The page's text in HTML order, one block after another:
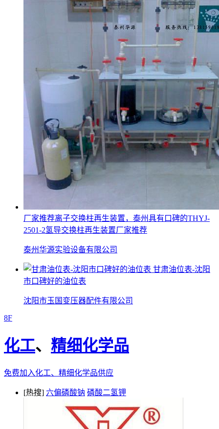
厂家推荐离子交换柱再生装置，泰州具有口碑的THYJ-
2501-2氢导交换柱再生装置厂家推荐
泰州华源实验设备有限公司
甘肃油位表-沈阳
市口碑好的油位表
沈阳市玉国变压器配件有限公司
8F
化工、 精细化学品
免费加入化工、精细化学品供应
[热搜] 六偏磷酸钠 磷酸二氢钾